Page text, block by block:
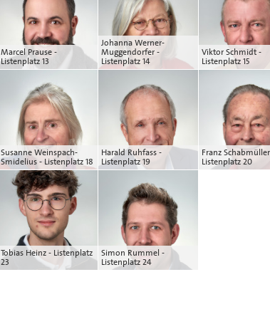
Marcel Prause -
Listenplatz 13
Johanna Werner-
Muggendorfer -
Listenplatz 14
Viktor Schmidt -
Listenplatz 15
Susanne Weinspach-
Smidelius - Listenplatz 18
Harald Ruhfass -
Listenplatz 19
Franz
Listenplatz 20
Tobias Heinz - Listenplatz
23
Simon Rummel -
Listenplatz 24